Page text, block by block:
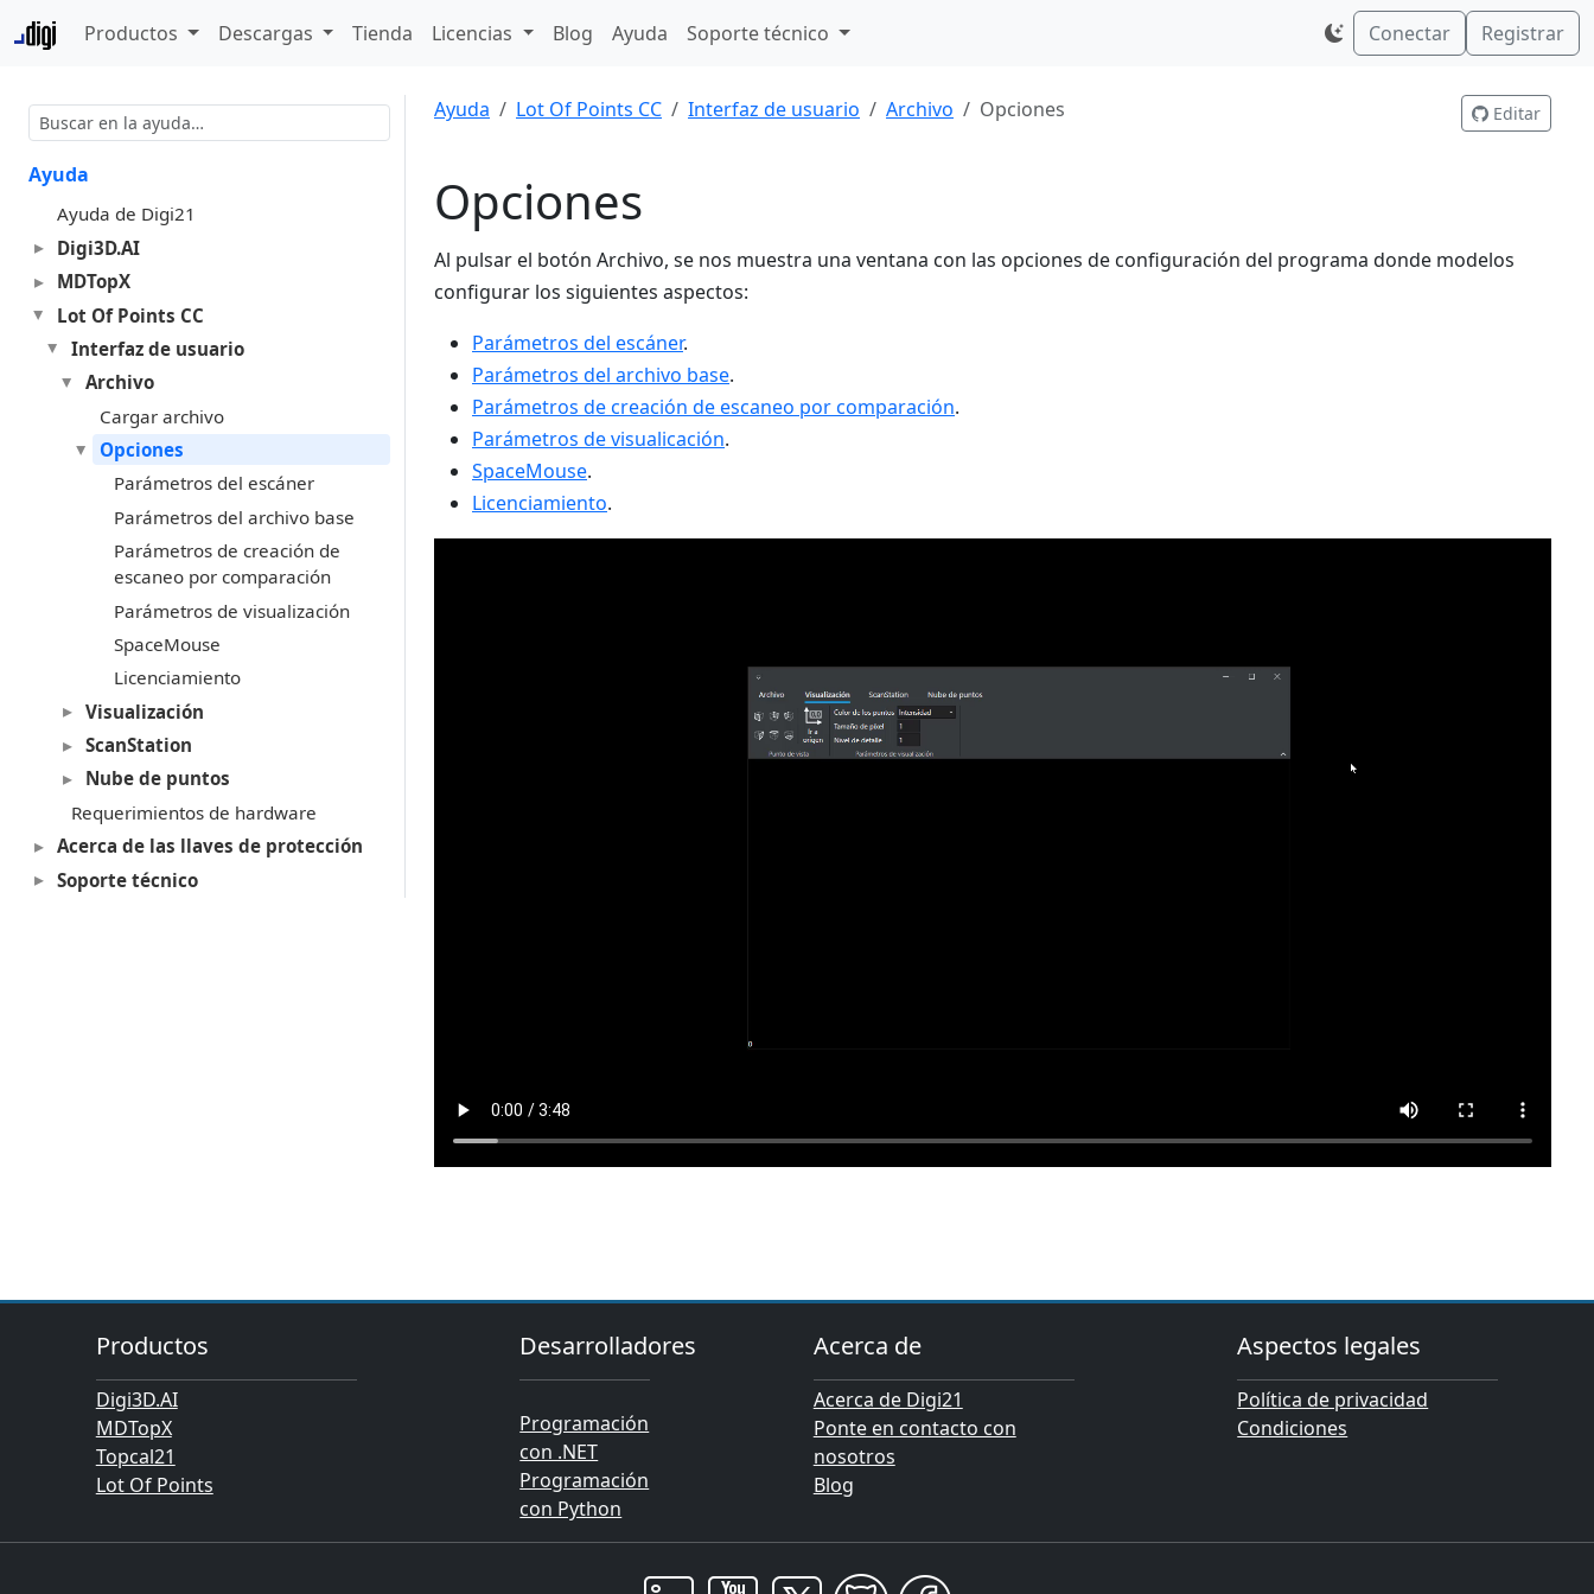
Productos Descargas Tienda Licencias Blog Ayuda Soporte técnico Conectar Registrar
Ayuda
Ayuda de Digi21
Digi3D.AI
MDTopX
Lot Of Points CC
Interfaz de usuario
Archivo
Cargar archivo
Opciones
Parámetros del escáner
Parámetros del archivo base
Parámetros de creación de
escaneo por comparación
Parámetros de visualización
SpaceMouse
Licenciamiento
Visualización
ScanStation
Nube de puntos
Requerimientos de hardware
Acerca de las llaves de protección
Soporte técnico
Ayuda Lot Of Points CC Interfaz de usuario Archivo Opciones Editar
Opciones
Al pulsar el botón Archivo, se nos muestra una ventana con las opciones de configuración del programa donde modelos
configurar los siguientes aspectos:
Parámetros del escáner.
Parámetros del archivo base.
Parámetros de creación de escaneo por comparación.
Parámetros de visualicación.
SpaceMouse.
Licenciamiento.
Productos
Digi3D.AI
MDTopX
Topcal21
Lot Of Points
Desarrolladores
Programación
con .NET
Programación
con Python
Acerca de
Acerca de Digi21
Ponte en contacto con
nosotros
Blog
Aspectos legales
Política de privacidad
Condiciones